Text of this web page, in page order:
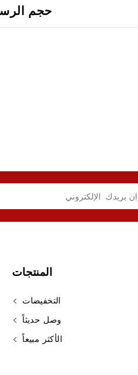
حجم
المنتجات
التخفيضات
وصل حديثاً
الأكثر مبيعاً